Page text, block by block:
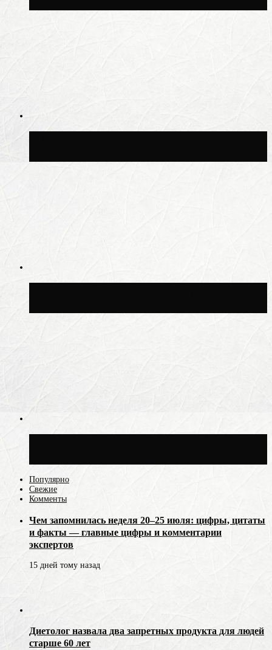
Популярно
Свежие
Комменты
Чем запомнилась неделя 20–25 июля: цифры, цитаты
и факты — главные цифры и комментарии
экспертов
15 дней тому назад
Диетолог назвала два запретных продукта для людей
старше 60 лет